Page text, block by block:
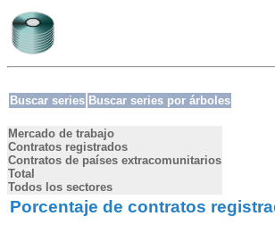
Buscar series Buscar series por árboles
Mercado de trabajo
Contratos registrados
Contratos de países extracomunitarios
Total
Todos los sectores
Porcentaje de contratos